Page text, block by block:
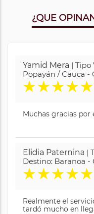
¿QUE
Yamid Mera | Tipo
Popayán / Cauca -
★★★★★
Muchas gracias por
Elidia Paternina |
Destino: Baranoa -
★★★★★
Realmente el
tardó mucho en